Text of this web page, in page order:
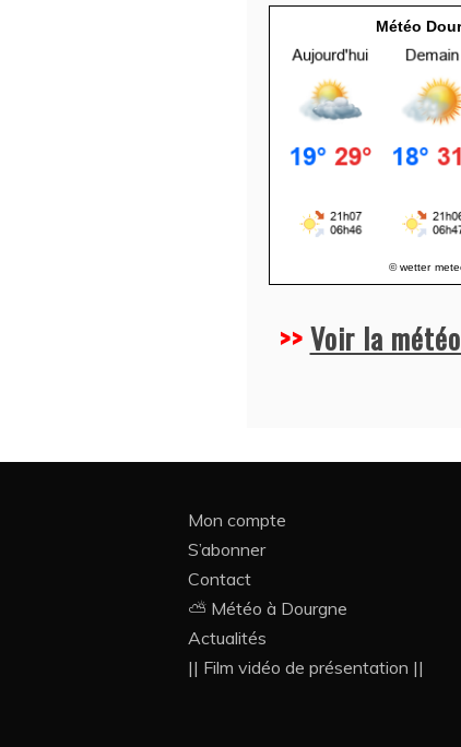
v
Météo
© wetter
>>Voir la
Mon compte
S’abonner
Contact
⛅ Météo à Dourgne
Actualités
|| Film vidéo de présentation ||